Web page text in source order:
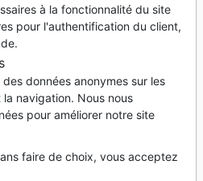
standard
Courant - couverture rigide
tranche bleue
Courant
sans
tranche bleue
Courant
à la fonctionnalité du site
pour l'authentification du client,
données anonymes sur les
navigation. Nous nous
pour améliorer notre site
faire de choix, vous acceptez